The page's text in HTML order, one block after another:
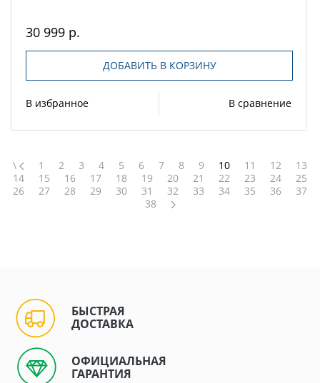
30 999 р.
ДОБАВИТЬ В КОРЗИНУ
В избранное В сравнение
\ 1 2 3 4 5 6 7 8 9 10 11 12
13
14
15 16 17 18 19 20 21 22 23 24
25
26
27 28 29 30 31 32 33 34 35 36
37
38
БЫСТРАЯ
ДОСТАВКА
ОФИЦИАЛЬНАЯ
ГАРАНТИЯ